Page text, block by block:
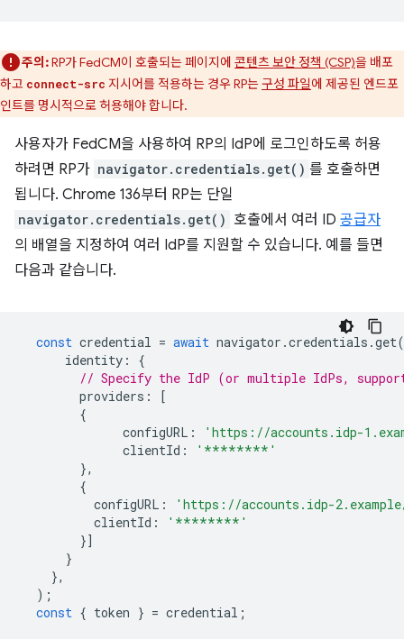
주의:RP가 FedCM이 호출되는 페이지에 콘텐츠 보안 정책 (CSP)을 배포
하고 connect-src 지시어를 적용하는 경우 RP는구성 파일에 제공된 엔드포
인트를 명시적으로 허용해야 합니다.
사용자가 FedCM을 사용하여 RP의 IdP에 로그인하도록 허용
하려면 RP가 navigator.credentials.get() 를 호출하면
됩니다. Chrome 136부터 RP는 단일
navigator.credentials.get() 호출에서 여러 ID 공급자
의 배열을 지정하여 여러 IdP를 지원할 수 있습니다. 예를 들면
다음과 같습니다.
const credential = await navigator .credentials .get
identity :
{
// Specify the IdP (or multiple IdPs,
providers :
[
{
configURL :
'https://accounts.idp-
clientId :
'********'
},
{
configURL :
'https://accounts.idp-
clientId :
'********'
}]
}
},
);
const { token } = credential ;